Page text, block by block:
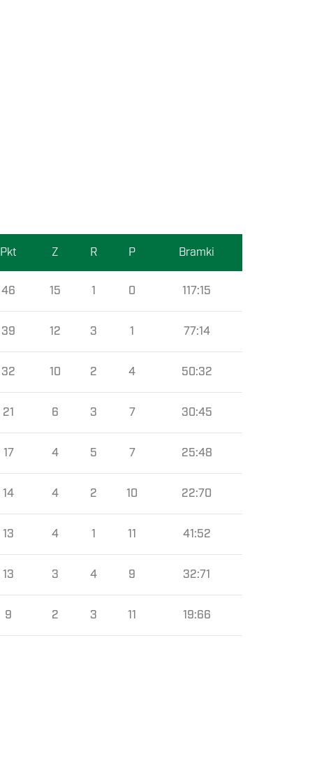
Pkt Z R P Bramki
46 15 1 0 117:15
39 12 3 1 77:14
32 10 2 4 50:32
21 6 3 7 30:45
17 4 5 7 25:48
14 4 2 10 22:70
13 4 1 11 41:52
13 3 4 9 32:71
9 2 3 11 19:66